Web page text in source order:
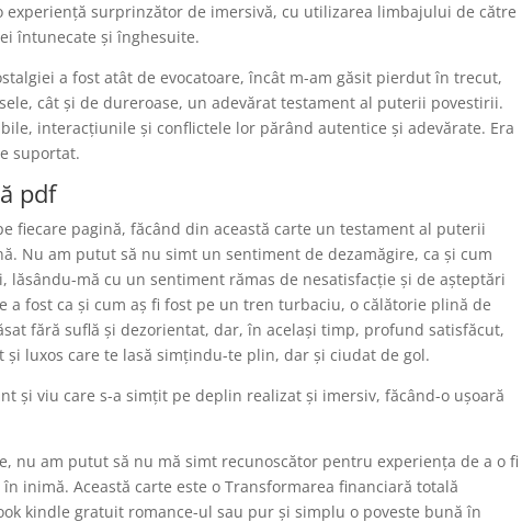
experiență surprinzător de imersivă, cu utilizarea limbajului de către
întunecate și înghesuite.
a fost atât de evocatoare, încât m-am găsit pierdut în trecut,
cât și de dureroase, un adevărat testament al puterii povestirii.
interacțiunile și conflictele lor părând autentice și adevărate. Era
suportat.
pdf
fiecare pagină, făcând din această carte un testament al puterii
Nu am putut să nu simt un sentiment de dezamăgire, ca și cum
mă cu un sentiment rămas de nesatisfacție și de așteptări
a fost ca și cum aș fi fost pe un tren turbaciu, o călătorie plină de
fără suflă și dezorientat, dar, în același timp, profund satisfăcut,
luxos care te lasă simțindu-te plin, dar și ciudat de gol.
și viu care s-a simțit pe deplin realizat și imersiv, făcând-o ușoară
nu am putut să nu mă simt recunoscător pentru experiența de a o fi
inimă. Această carte este o Transformarea financiară totală
kindle gratuit romance-ul sau pur și simplu o poveste bună în